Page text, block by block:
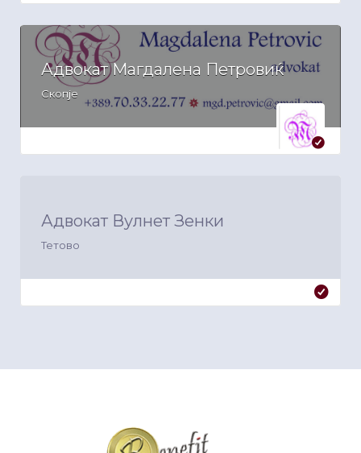
Адвокат Магдалена Петровиќ
Скопје
Адвокат Вулнет Зенки
Тетово